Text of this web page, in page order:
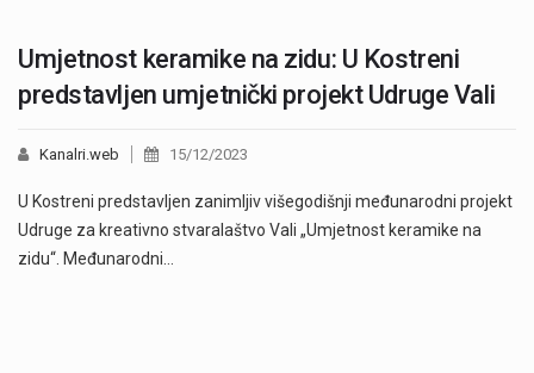
Umjetnost keramike na zidu: U Kostreni
predstavljen umjetnički projekt Udruge Vali
Kanalri.web 15/12/2023
U Kostreni predstavljen zanimljiv višegodišnji međunarodni projekt
Udruge za kreativno stvaralaštvo Vali „Umjetnost keramike na
zidu“. Međunarodni…